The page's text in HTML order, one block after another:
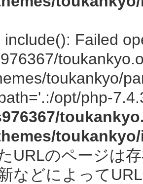
include(): Failed
toukankyo/
opt/php-
URLのページは
などによって